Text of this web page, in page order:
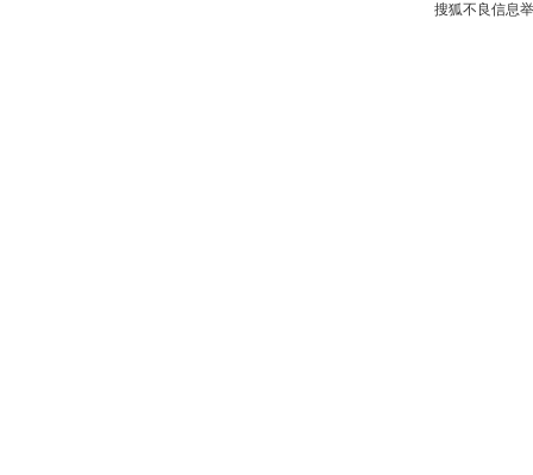
搜狐不良信息